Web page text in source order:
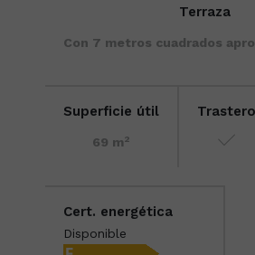
Terraza
Con 7 metros cuadrados
Superficie útil
69 m2
Trastero
Cert. energética
Disponible